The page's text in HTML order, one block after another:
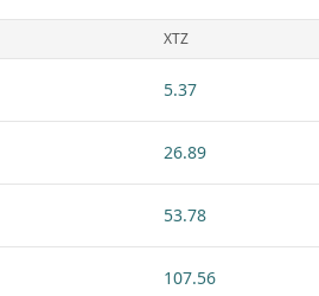
XTZ
5.37
26.89
53.78
107.56